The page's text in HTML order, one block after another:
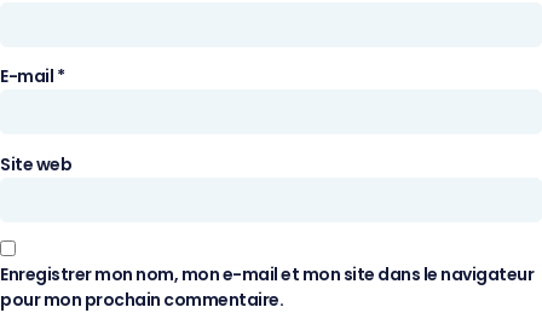
E-mail *
Site web
Enregistrer mon nom, mon e-mail et mon site dans le navigateur
pour mon prochain commentaire.